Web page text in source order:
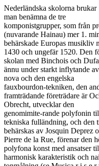
Nederländska skolorna brukar
man benämna de tre
komponistgrupper, som från
(nuvarande Hainau) mer 1.
behärskade Europas musikliv
1430 och ungefär 1520. Den
skolan med Binchois och
ännu under starkt inflytande
nova och den engelska
fauxbourdon-tekniken, den
framträdande företrädare är
Obrecht, utvecklar den
genomimite-rande polyfonin
tekniska fulländning, och den
behärskas av Josquin Deprez
Pierre de la Rue, förenar den
polyfona konst med ansatser
harmonisk karakteristik och